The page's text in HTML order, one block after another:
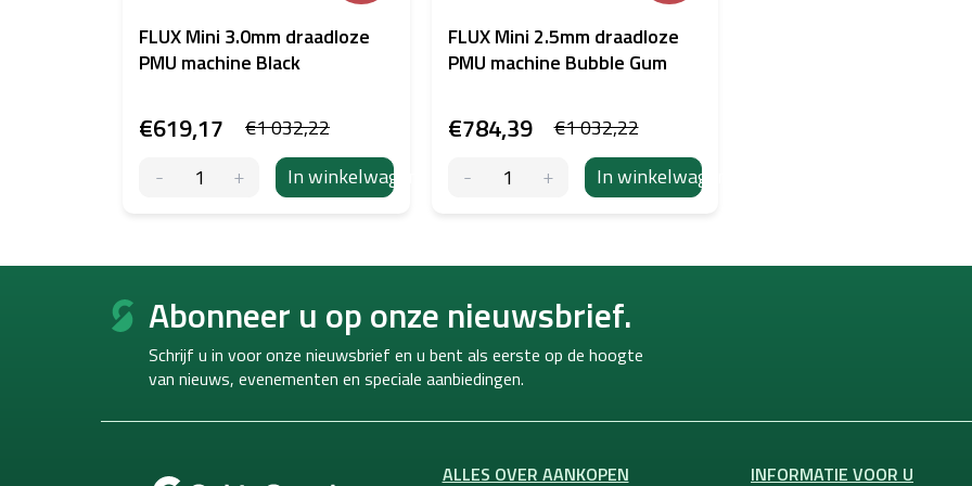
FLUX Mini 3.0mm draadloze
PMU machine Black
€1 032,22
€619,17
In winkelwagen
FLUX Mini 2.5mm draadloze
PMU machine Bubble Gum
€1 032,22
€784,39
In winkelwagen
F
Abonneer u op onze nieuwsbrief.
Schrijf u in voor onze nieuwsbrief en u bent als eerste op de hoogte
van nieuws, evenementen en speciale aanbiedingen.
ALLES OVER AANKOPEN INFORMATIE VOOR U